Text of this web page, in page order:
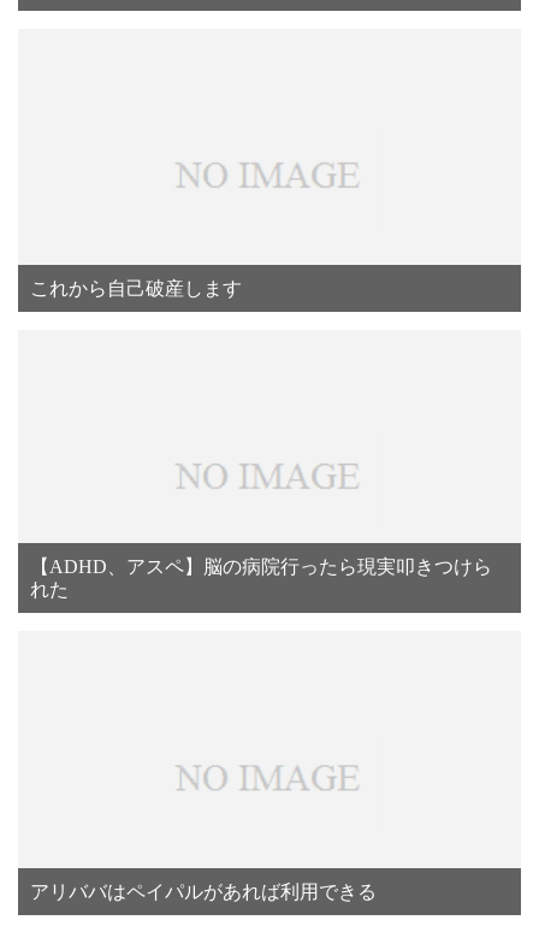
これから自己破産します
【ADHD、アスペ】脳の病院行ったら現実叩きつけら
れた
アリババはペイパルがあれば利用できる